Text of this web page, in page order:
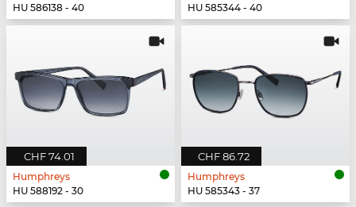
HU 586138 - 40
HU 585344 - 40
CHF 74.01
Humphreys
HU 588192 - 30
CHF 86.72
Humphreys
HU 585343 - 37